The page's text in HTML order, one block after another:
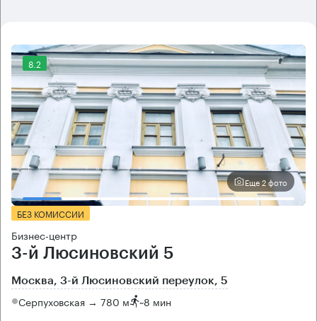
8.2
Еще 2 фото
БЕЗ КОМИССИИ
Бизнес-центр
3-й Люсиновский 5
Москва, 3-й Люсиновский переулок, 5
Серпуховская → 780 м ~8 мин